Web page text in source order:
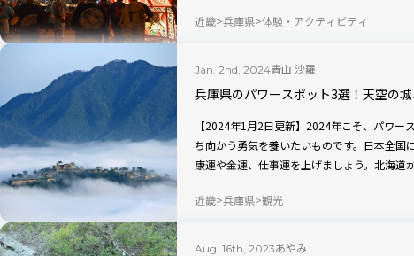
近畿 兵庫県 体験・アクティビティ
Jan. 2nd, 2024青山 沙羅
兵庫県のパワースポット3選！天空の
【2024年1月2日更新】2024年こそ、パワー
ち向かう勇気を養いたいものです。日本全国
康運や金運、仕事運を上げましょう。北海道
近畿 兵庫県 観光
Aug. 16th, 2023あやみ